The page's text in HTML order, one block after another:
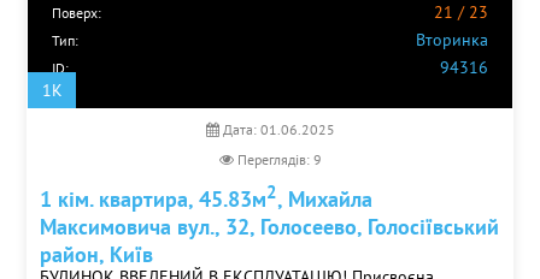
Поверх: 21 / 23
Тип: Вторинка
ID:
94316
1K
Дата: 01.06.2025
Переглядів: 9
1 кім. квартира, 45.83м2, Михайла
Максимовича вул., 32, Голосеево, Голосіївський
район, Київ